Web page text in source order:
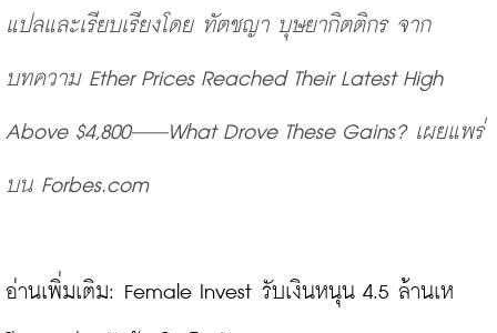
แปลและเรียบเรียงโดย ทัตชญา บุษยากิตติกร จาก
บทความ Ether Prices Reached Their Latest High
Above $4,800—What Drove These Gains? เผยแพร่
บน Forbes.com
อ่านเพิ่มเติม: Female Invest รับเงินหนุน 4.5 ล้านเห